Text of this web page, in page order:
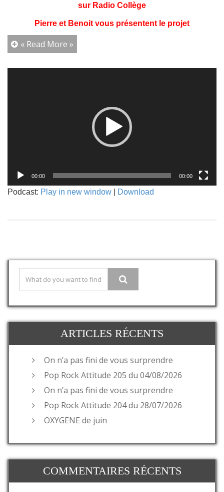
sur Radio Collège
Pierre et Benoit vous présentent le projet
« Read More »
00:00 00:00
Podcast: Play in new window Download
ARTICLES RÉCENTS
On n’a pas fini de vous surprendre
Pop Rock Attitude 205 du 04/08/2026
On n’a pas fini de vous surprendre
Pop Rock Attitude 204 du 28/07/2026
OXYGENE de juin
COMMENTAIRES RÉCENTS